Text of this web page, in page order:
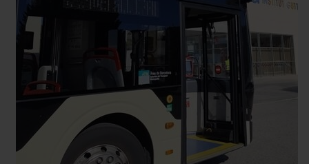
podrás modificar tu selección de cookies seleccionando
la opción “Gestor de cookies”, que encontrarás en el
menú de la parte inferior de la web.